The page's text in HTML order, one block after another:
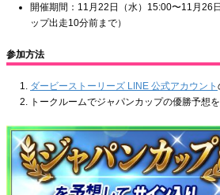
開催期間：11月22日（水）15:00〜11月26
ップ出走10分前まで）
参加方法
ダービーストーリーズ LINE 公式アカウント
トークルームでジャパンカップの優勝予想